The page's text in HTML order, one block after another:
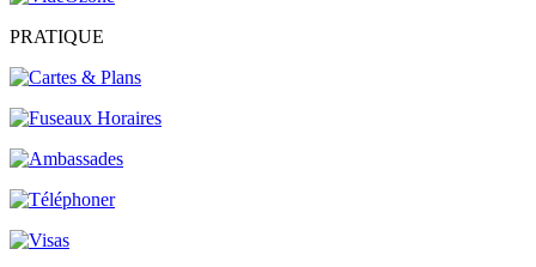
PRATIQUE